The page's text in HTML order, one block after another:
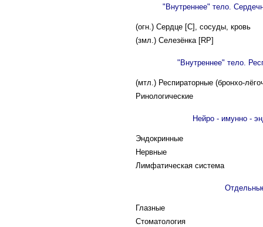
"Внутреннее" тело.
(огн.) Сердце [C], сосуды, кровь
(змл.) Селезёнка [RP]
"Внутреннее" тело.
(мтл.) Респираторные (бронхо-
Ринологические
Нейро - имунно -
Эндокринные
Нервные
Лимфатическая система
Глазные
Стоматология